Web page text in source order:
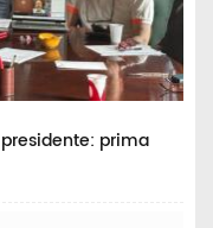
prima